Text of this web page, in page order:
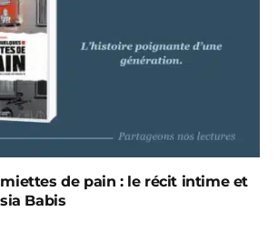
de pain : le récit intime et
Babis